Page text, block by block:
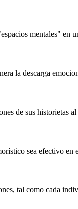
mentales" en
la descarga
de sus historietas
sea efectivo en
tal como cada